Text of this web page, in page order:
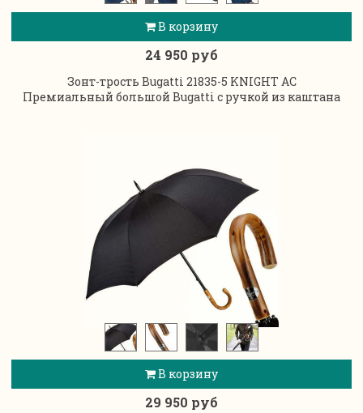
В корзину
24 950 руб
Зонт-трость Bugatti 21835-5 KNIGHT AC
Премиальный большой Bugatti с ручкой из каштана
В корзину
29 950 руб